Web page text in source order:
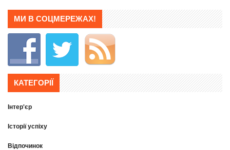
МИ В СОЦМЕРЕЖАХ!
КАТЕГОРІЇ
Інтер'єр
Історії успіху
Відпочинок